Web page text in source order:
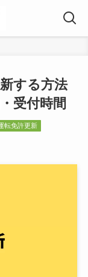
する方法
受付時間
転免許更新